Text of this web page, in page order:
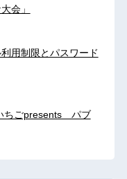
会」
用制限とパスワード
ちごpresents パブ